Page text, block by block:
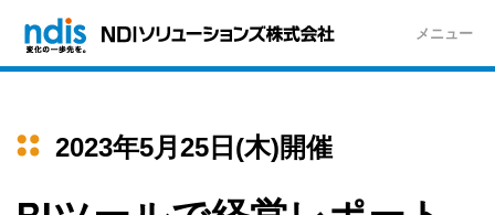
メニュー
2023年5月25日(木)開催